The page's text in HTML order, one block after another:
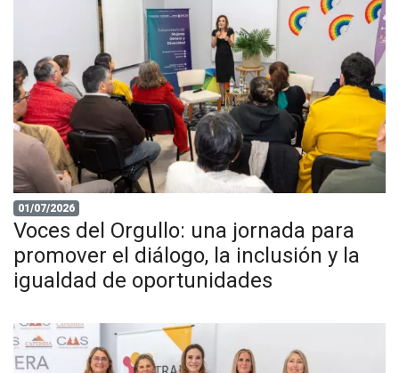
01/07/2026
Voces del Orgullo: una jornada para
promover el diálogo, la inclusión y la
igualdad de oportunidades